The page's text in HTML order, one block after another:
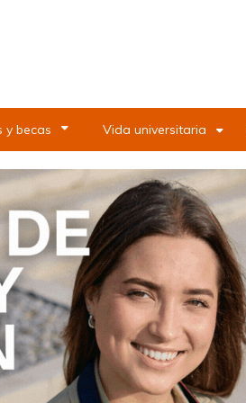
y becas Vida universitaria